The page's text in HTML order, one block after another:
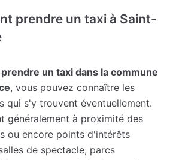
prendre un taxi à Saint-
prendre un taxi dans la commune
, vous pouvez connaître les
qui s'y trouvent éventuellement.
généralement à proximité des
ou encore points d'intérêts
de spectacle, parcs